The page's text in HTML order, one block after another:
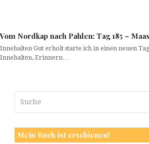
Vom Nordkap nach Pahlen: Tag 185 –
Innehalten Gut erholt starte ich in einen neuen
Innehalten, Erinnern…
Mein Buch ist erschienen!